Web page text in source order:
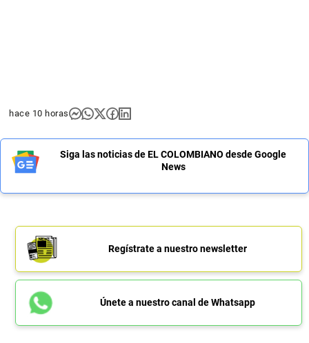
hace 10 horas
Siga las noticias de EL COLOMBIANO desde Google
News
Regístrate a nuestro newsletter
Únete a nuestro canal de Whatsapp